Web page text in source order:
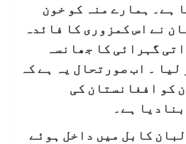
ہے۔ ہمارے منہ کو خون
نے اس کمزوری کا فائدہ
گہرائی کا جھانسہ
۔ اب صورتحال یہ ہے کہ
کو افغانستان کی
ہے۔
میں طالبان کابل میں داخل ہوئے